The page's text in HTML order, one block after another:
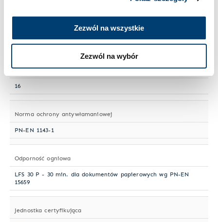
Zezwól na wszystkie
Zezwól na wybór
2
Segregatory
16
Norma ochrony antywłamaniowej
PN-EN 1143-1
Odporność ogniowa
LFS 30 P - 30 min. dla dokumentów papierowych wg PN-EN
15659
Jednostka certyfikująca